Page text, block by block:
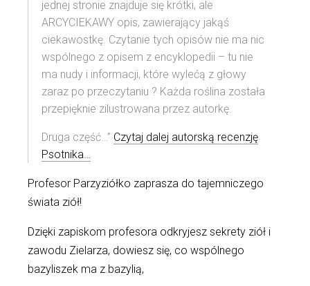
jednej stronie znajduje się krótki, ale
ARCYCIEKAWY opis, zawierający jakąś
ciekawostkę. Czytanie tych opisów nie ma nic
wspólnego z opisem z encyklopedii – tu nie
ma nudy i informacji, które wylećą z głowy
zaraz po przeczytaniu ? Każda roślina została
przepięknie zilustrowana przez autorkę.
Druga część…” Czytaj dalej autorską recenzję
Psotnika…
Profesor Parzyziółko zaprasza do tajemniczego
świata ziół!
Dzięki zapiskom profesora odkryjesz sekrety ziół i
zawodu Zielarza, dowiesz się, co wspólnego
bazyliszek ma z bazylią,